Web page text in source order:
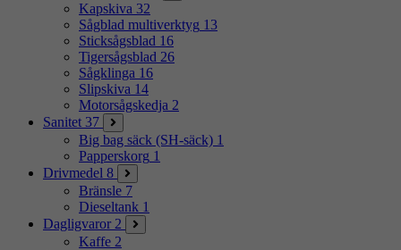
Kapskiva 32
Sågblad multiverktyg 13
Sticksågsblad 16
Tigersågsblad 26
Sågklinga 16
Slipskiva 14
Motorsågskedja 2
Sanitet 37
Big bag säck (SH-säck) 1
Papperskorg 1
Drivmedel 8
Bränsle 7
Dieseltank 1
Dagligvaror 2
Kaffe 2